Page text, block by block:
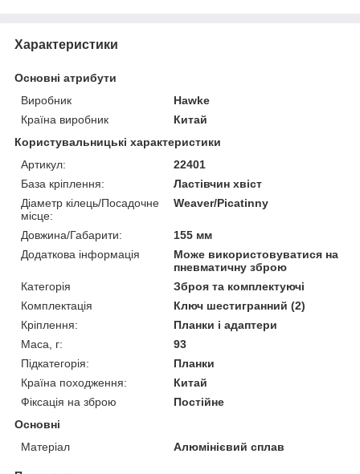
Характеристики
Основні атрибути
Виробник
Hawke
Країна виробник
Китай
Користувальницькі характеристики
Артикул:
22401
База кріплення:
Ластівчин хвіст
Діаметр кілець/Посадочне
місце:
Weaver/Picatinny
Довжина/Габарити:
155 мм
Додаткова інформація
Може використовуватися на
пневматичну зброю
Категорія
Зброя та комплектуючі
Комплектація
Ключ шестигранний (2)
Кріплення:
Планки і адаптери
Маса, г:
93
Підкатегорія:
Планки
Країна походження:
Китай
Фіксація на зброю
Постійне
Основні
Матеріал
Алюмінієвий сплав